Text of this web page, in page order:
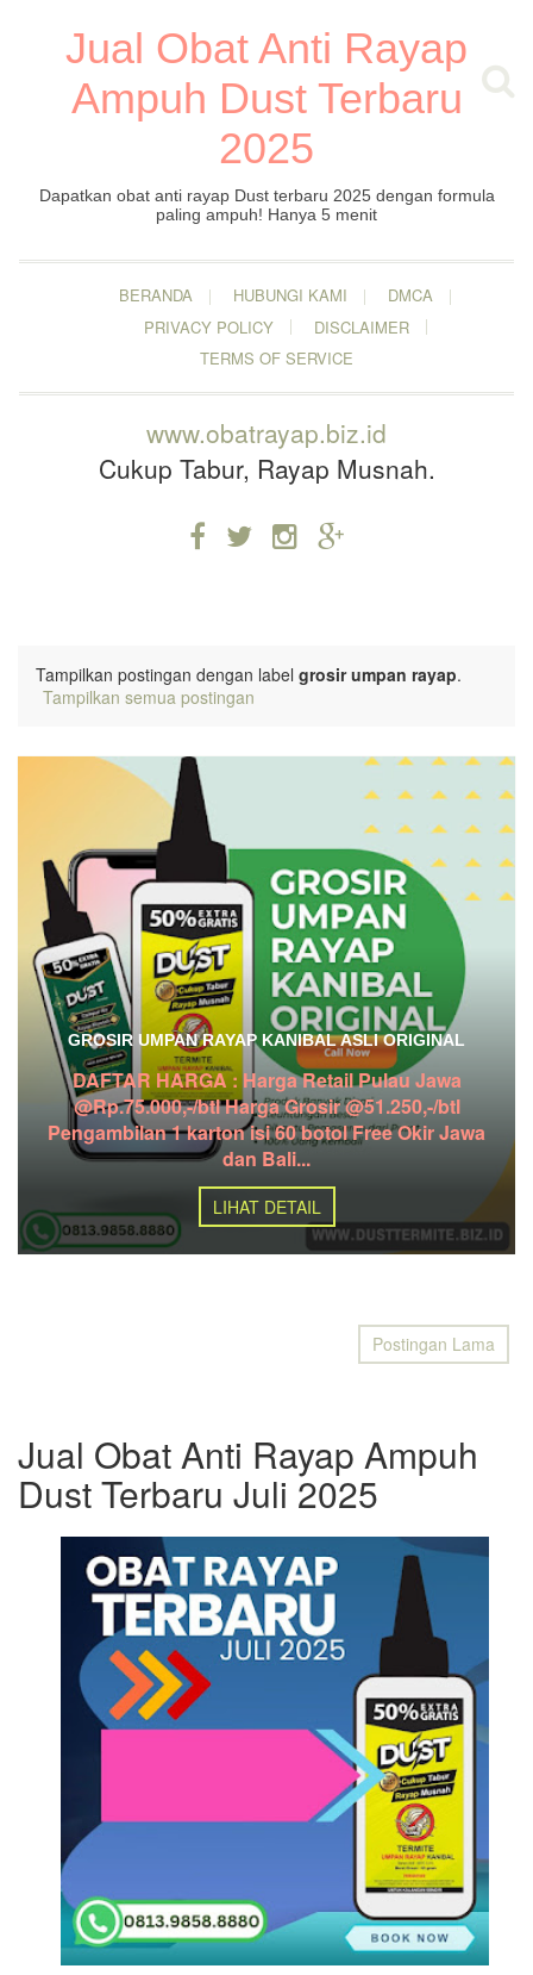
Jual Obat Anti Rayap
Ampuh Dust Terbaru
2025
Dapatkan obat anti rayap Dust terbaru 2025 dengan formula
paling ampuh! Hanya 5 menit
BERANDA HUBUNGI KAMI
DMCA
PRIVACY POLICY
DISCLAIMER
TERMS OF SERVICE
www.obatrayap.biz.id
Cukup Tabur, Rayap Musnah.
Tampilkan postingan dengan label grosir umpan rayap.
Tampilkan semua postingan
GROSIR UMPAN RAYAP KANIBAL ASLI ORIGINAL
DAFTAR HARGA : Harga Retail Pulau Jawa
@Rp.75.000,-/btl Harga Grosir @51.250,-/btl
Pengambilan 1 karton isi 60 botol Free Okir Jawa
dan Bali...
LIHAT DETAIL
Postingan Lama
Jual Obat Anti Rayap Ampuh
Dust Terbaru Juli 2025